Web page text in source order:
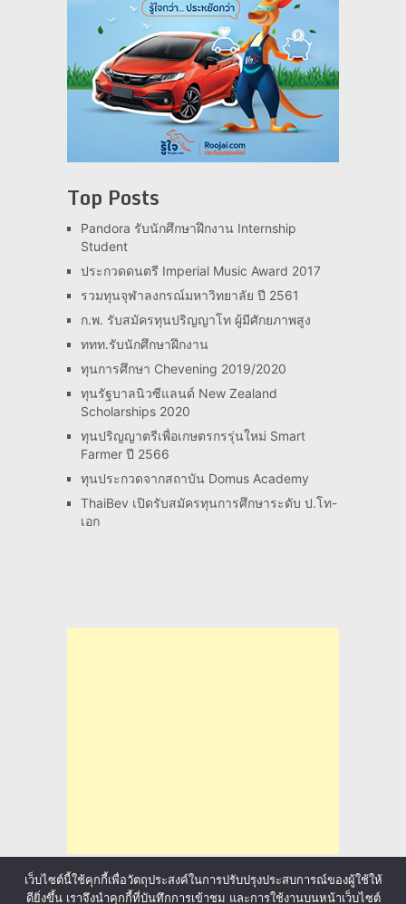
Top Posts
Pandora รับนักศึกษาฝึกงาน Internship
Student
ประกวดดนตรี Imperial Music Award 2017
รวมทุนจุฬาลงกรณ์มหาวิทยาลัย ปี 2561
ก.พ. รับสมัครทุนปริญญาโท ผู้มีศักยภาพสูง
ททท.รับนักศึกษาฝึกงาน
ทุนการศึกษา Chevening 2019/2020
ทุนรัฐบาลนิวซีแลนด์ New Zealand
Scholarships 2020
ทุนปริญญาตรีเพื่อเกษตรกรรุ่นใหม่ Smart
Farmer ปี 2566
ทุนประกวดจากสถาบัน Domus Academy
ThaiBev เปิดรับสมัครทุนการศึกษาระดับ ป.โท-
เอก
เว็บไซต์นี้ใช้คุกกี้เพื่อวัตถุประสงค์ในการปรับปรุงประสบการณ์ของผู้ใช้ให้
ดียิ่งขึ้น เราจึงนำคุกกี้ที่บันทึกการเข้าชม และการใช้งานบนหน้าเว็บไซต์